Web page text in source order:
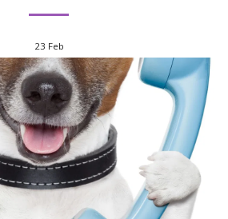
23 Feb